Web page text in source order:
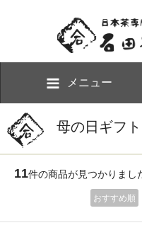
メニュー
母の日ギフト
11件の商品が見つかりまし
おすすめ順